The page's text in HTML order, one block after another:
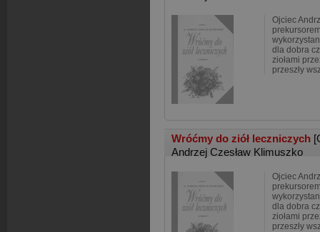
Ojciec
dla dobra
ziołami
przeszły
Wróćmy do ziół leczniczych
Andrzej Czesław Klimuszko
Ojciec
dla dobra
ziołami
przeszły